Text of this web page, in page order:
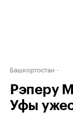
Башкортостан
Рэперу
Уфы